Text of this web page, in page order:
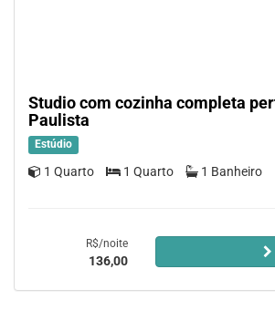
Studio com cozinha completa
Paulista
Estúdio
1 Quarto 1 Quarto 1 Banheiro
R$/noite
136,00